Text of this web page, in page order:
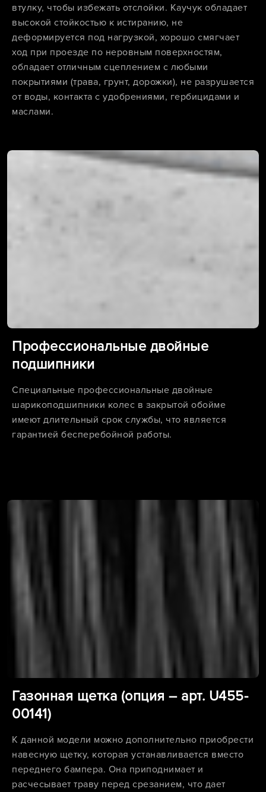
втулку, чтобы избежать отслойки. Каучук обладает
высокой стойкостью к истиранию, не
деформируется под нагрузкой, хорошо смягчает
ход при проезде по неровным поверхностям,
обладает отличным сцеплением с любыми
покрытиями (трава, грунт, дорожки), не разрушается
от воды, контакта с удобрениями, гербицидами и
маслами.
Профессиональные двойные
подшипники
Специальные профессиональные двойные
шарикоподшипники колес в закрытой обойме
имеют длительный срок службы, что является
гарантией бесперебойной работы.
Газонная щетка (опция – арт. U455-
00141)
К данной модели можно дополнительно приобрести
навесную щетку, которая устанавливается вместо
переднего бампера. Она приподнимает и
расчесывает траву перед срезанием, что дает